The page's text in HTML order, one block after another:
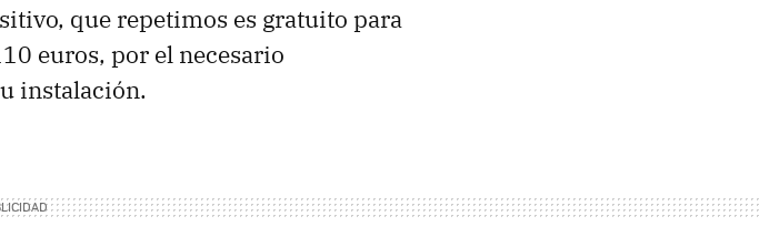
que repetimos es gratuito para
euros, por el necesario
instalación.